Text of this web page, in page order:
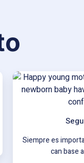
Siempre es
can base